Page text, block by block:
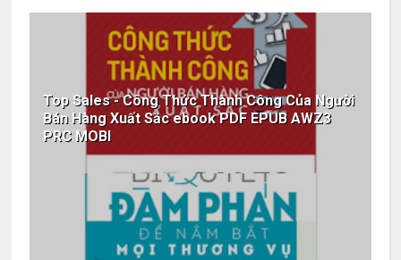
Top Sales - Công Thức Thành Công Của Người
Bán Hàng Xuất Sắc ebook PDF EPUB AWZ3
PRC MOBI